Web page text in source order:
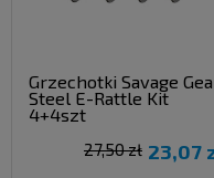
Grzechotki Savage
Steel E-Rattle Kit
4+4szt
23,07
27,50 zł